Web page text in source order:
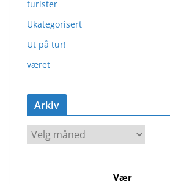
turister
Ukategorisert
Ut på tur!
været
Arkiv
A
r
Vær